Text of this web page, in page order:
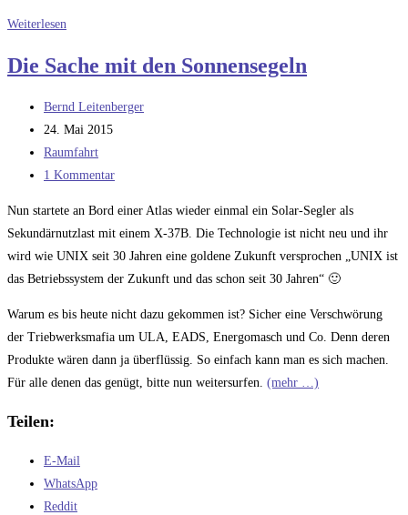
Weiterlesen
Schlag
das
Desktop-
Gehäuse
Die Sache mit den Sonnensegeln
Beitrags-
Autor:
Bernd Leitenberger
Beitrag
veröffentlicht:
24. Mai 2015
Beitrags-
Kategorie:
Raumfahrt
Beitrags-
1 Kommentar
Nun startete an Bord einer Atlas wieder einmal ein Solar-Segler als
Sekundärnutzlast mit einem X-37B. Die Technologie ist nicht neu und ihr
wird wie UNIX seit 30 Jahren eine goldene Zukunft versprochen „UNIX ist
das Betriebssystem der Zukunft und das schon seit 30 Jahren“ 🙂
Warum es bis heute nicht dazu gekommen ist? Sicher eine Verschwörung
der Triebwerksmafia um ULA, EADS, Energomasch und Co. Denn deren
Produkte wären dann ja überflüssig. So einfach kann man es sich machen.
Für alle denen das genügt, bitte nun weitersurfen. (mehr …)
Teilen:
E-Mail
WhatsApp
Reddit